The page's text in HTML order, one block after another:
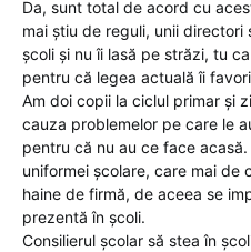
Da, sunt total de acord cu
mai știu de reguli, unii
școli și nu îi lasă pe străzi, tu
pentru că legea actuală îi
Am doi copii la ciclul primar și
cauza problemelor pe care le
pentru că nu au ce face
uniformei școlare, care mai de
haine de firmă, de aceea se
prezentă în școli.
Consilierul școlar să stea în